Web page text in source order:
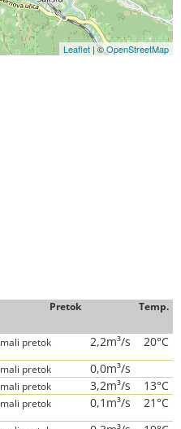
Leaflet | ©OpenStreetMap
Pretok Temp.
mali pretok 2,2m³/s
20°C
mali pretok
0,0m³/s
mali pretok 3,2m³/s
13°C
mali pretok 0,1m³/s
21°C